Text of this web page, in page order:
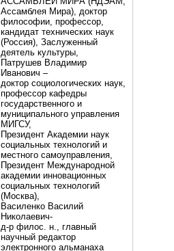
Ассамблея Мира), доктор
философии, профессор,
кандидат технических наук
(Россия), Заслуженный
деятель культуры,
Патрушев Владимир
Иванович –
доктор социологических наук,
профессор кафедры
государственного и
муниципального управления
МИГСУ,
Президент Академии наук
социальных технологий и
местного самоуправления,
Президент Международной
академии инновационных
социальных технологий
(Москва),
Василенко Василий
Николаевич-
д-р филос. н., главный
научный редактор
электронного альманаха